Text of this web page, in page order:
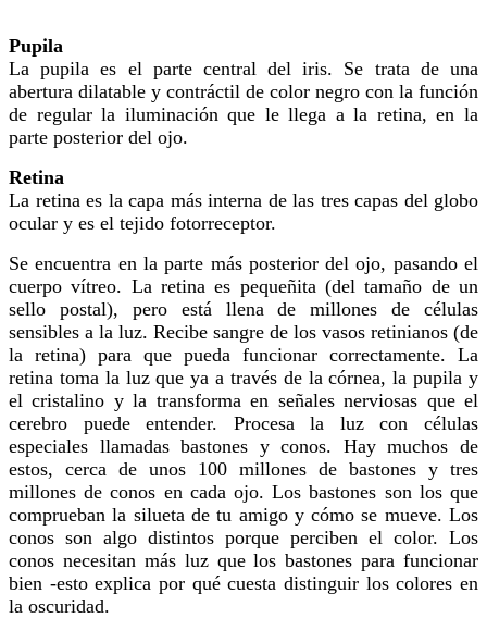
Pupila
La pupila es el parte central del iris. Se trata de una
abertura dilatable y contráctil de color negro con la función
de regular la iluminación que le llega a la retina, en la
parte posterior del ojo.
Retina
La retina es la capa más interna de las tres capas del globo
ocular y es el tejido fotorreceptor.
Se encuentra en la parte más posterior del ojo, pasando el
cuerpo vítreo. La retina es pequeñita (del tamaño de un
sello postal), pero está llena de millones de células
sensibles a la luz. Recibe sangre de los vasos retinianos (de
la retina) para que pueda funcionar correctamente. La
retina toma la luz que ya a través de la córnea, la pupila y
el cristalino y la transforma en señales nerviosas que el
cerebro puede entender. Procesa la luz con células
especiales llamadas bastones y conos. Hay muchos de
estos, cerca de unos 100 millones de bastones y tres
millones de conos en cada ojo. Los bastones son los que
comprueban la silueta de tu amigo y cómo se mueve. Los
conos son algo distintos porque perciben el color. Los
conos necesitan más luz que los bastones para funcionar
bien -esto explica por qué cuesta distinguir los colores en
la oscuridad.